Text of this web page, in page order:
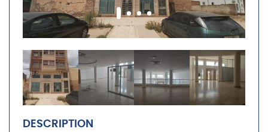
DESCRIPTION